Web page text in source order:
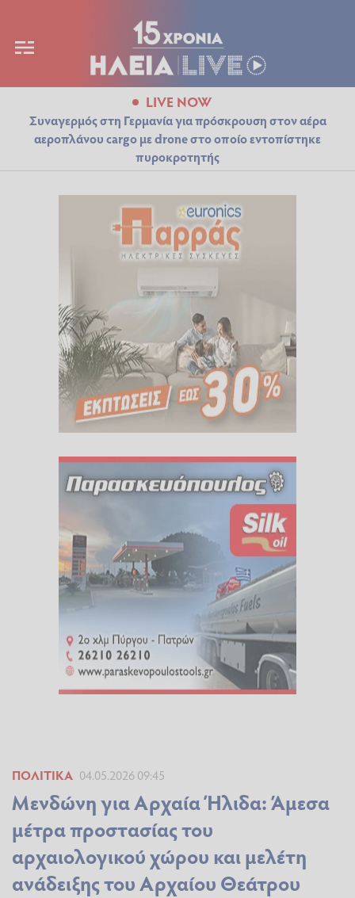
LIVE NOW
Συναγερμός στη Γερμανία για πρόσκρουση στον αέρα
αεροπλάνου cargo με drone στο οποίο εντοπίστηκε
πυροκροτητής
ΠΟΛΙΤΙΚΆ 04.05.2026 09:45
Μενδώνη για Αρχαία Ήλιδα: Άμεσα
μέτρα προστασίας του
αρχαιολογικού χώρου και μελέτη
ανάδειξης του Αρχαίου Θεάτρου